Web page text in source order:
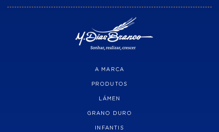
A MARCA
PRODUTOS
LÁMEN
GRANO DURO
INFANTIS